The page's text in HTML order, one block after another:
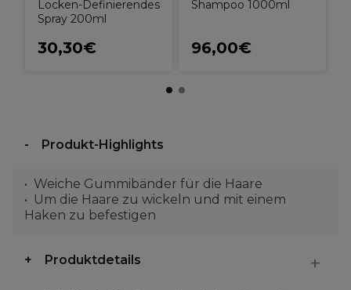
Locken-Definierendes
Spray 200ml
30,30€
Shampoo 1000ml
96,00€
Produkt-Highlights
Weiche Gummibänder für die Haare
Um die Haare zu wickeln und mit einem
Haken zu befestigen
Produktdetails